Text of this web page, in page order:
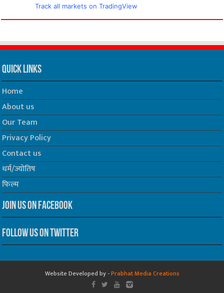
Track all markets on TradingView
Quick Links
Home
About us
Our Team
Privacy Policy
Contact us
धर्म/ज्योतिष
फिल्म
Join us on Facebook
Follow us on Twitter
Website Developed by -Prabhat Media Creations